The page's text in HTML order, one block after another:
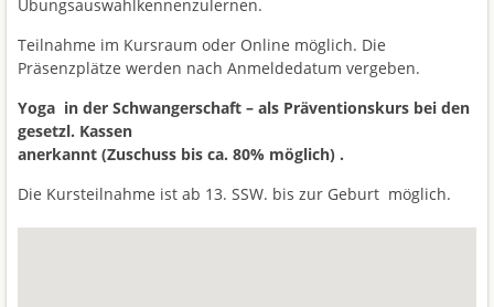
Übungsauswahlkennenzulernen.
Teilnahme im Kursraum oder Online möglich. Die
Präsenzplätze werden nach Anmeldedatum vergeben.
Yoga in der Schwangerschaft – als Präventionskurs bei den
gesetzl. Kassen
anerkannt (Zuschuss bis ca. 80% möglich) .
Die Kursteilnahme ist ab 13. SSW. bis zur Geburt möglich.